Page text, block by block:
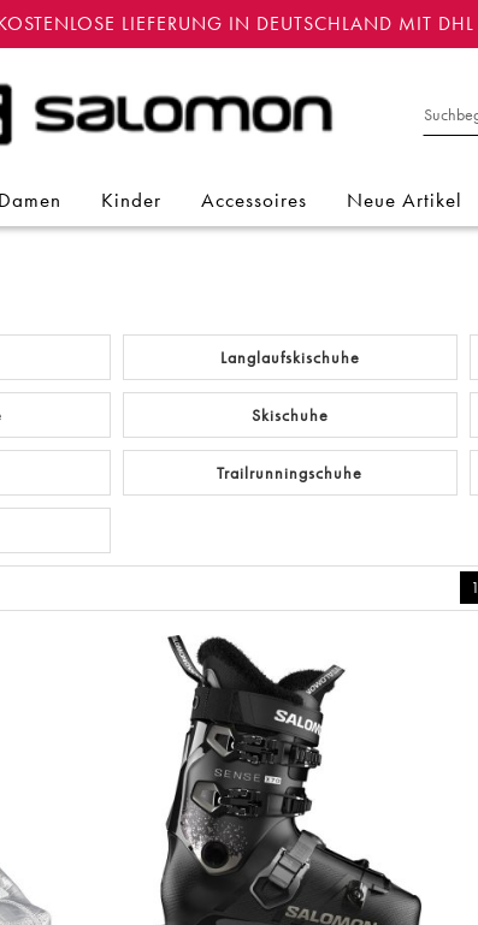
LIEFERUNG IN DEUTSCHLAND MIT DHL
Damen Kinder Accessoires Neue Artikel
Langlaufskischuhe
Skischuhe
Trailrunningschuhe
1